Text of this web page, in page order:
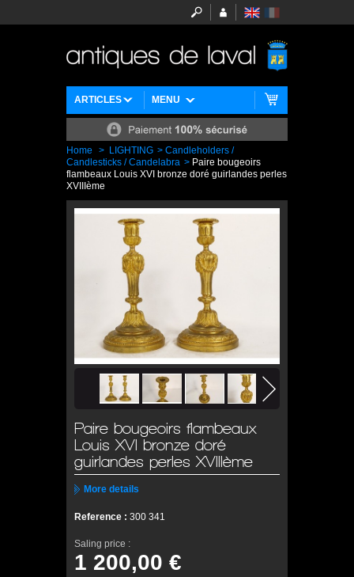
MENU
ARTICLES
Home > LIGHTING > Candleholders /
Candlesticks / Candelabra > Paire bougeoirs
flambeaux Louis XVI bronze doré guirlandes perles
XVIIIème
Paire bougeoirs flambeaux
Louis XVI bronze doré
guirlandes perles XVIIIème
More details
Reference : 300 341
Saling price :
1 200,00 €